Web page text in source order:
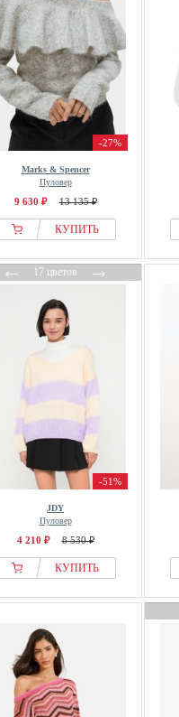
-27%
Marks & Spencer
Пуловер
9 630 ₽ 13 135 ₽
КУПИТЬ
←17 цветов→
-51%
JDY
Пуловер
4 210 ₽ 8 530 ₽
КУПИТЬ